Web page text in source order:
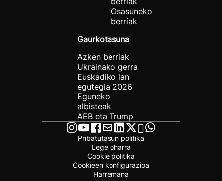
Osasuneko
berriak
Gaurkotasuna
Azken berriak
Ukrainako gerra
Euskadiko lan
egutegia 2026
Eguneko
albisteak
AEB eta Trump
Pribatutasun politika
Lege oharra
Cookie politika
Cookieen konfigurazioa
Harremana